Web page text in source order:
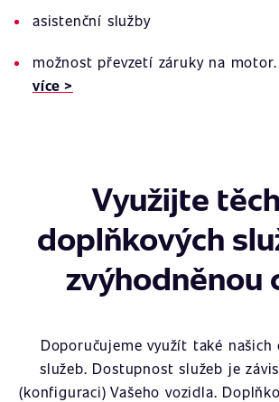
asistenční služby
možnost převzetí záruky na
více >
Využijte
doplňkových
zvýhodněnou
Doporučujeme využít také našich
služeb. Dostupnost služeb je
(konfiguraci) Vašeho vozidla.